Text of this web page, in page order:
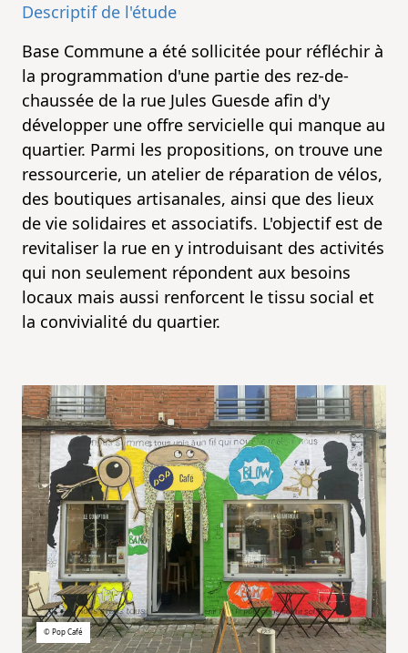
Descriptif de l'étude
Base Commune a été sollicitée pour réfléchir à
la programmation d'une partie des rez-de-
chaussée de la rue Jules Guesde afin d'y
développer une offre servicielle qui manque au
quartier. Parmi les propositions, on trouve une
ressourcerie, un atelier de réparation de vélos,
des boutiques artisanales, ainsi que des lieux
de vie solidaires et associatifs. L'objectif est de
revitaliser la rue en y introduisant des activités
qui non seulement répondent aux besoins
locaux mais aussi renforcent le tissu social et
la convivialité du quartier.
©Pop Café